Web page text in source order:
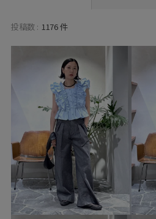
投稿数 : 1176 件